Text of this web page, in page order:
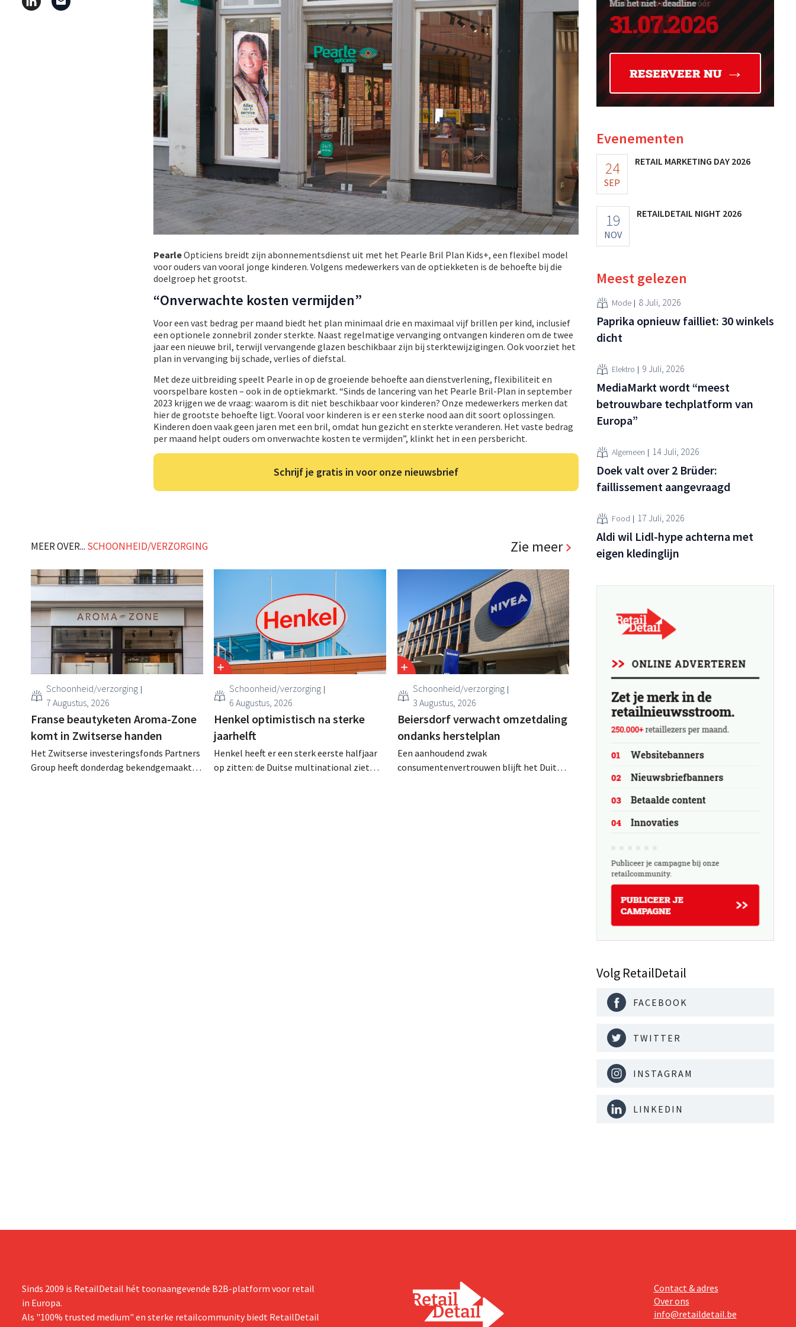
PearleOpticiens breidt zijn abonnementsdienst uit met het Pearle Bril Plan Kids+, een flexibel model
voor ouders van vooral jonge kinderen. Volgens medewerkers van de optiekketen is de behoefte bij die
doelgroep het grootst.
“Onverwachte kosten vermijden”
Voor een vast bedrag per maand biedt het plan minimaal drie en maximaal vijf brillen per kind, inclusief
een optionele zonnebril zonder sterkte. Naast regelmatige vervanging ontvangen kinderen om de twee
jaar een nieuwe bril, terwijl vervangende glazen beschikbaar zijn bij sterktewijzigingen. Ook voorziet het
plan in vervanging bij schade, verlies of diefstal.
Met deze uitbreiding speelt Pearle in op de groeiende behoefte aan dienstverlening, flexibiliteit en
voorspelbare kosten – ook in de optiekmarkt. “Sinds de lancering van het Pearle Bril-Plan in september
2023 krijgen we de vraag: waarom is dit niet beschikbaar voor kinderen? Onze medewerkers merken dat
hier de grootste behoefte ligt. Vooral voor kinderen is er een sterke nood aan dit soort oplossingen.
Kinderen doen vaak geen jaren met een bril, omdat hun gezicht en sterkte veranderen. Het vaste bedrag
per maand helpt ouders om onverwachte kosten te vermijden”, klinkt het in een persbericht.
Schrijf je gratis in voor onze nieuwsbrief
MEER OVER... SCHOONHEID/VERZORGING Zie meer
Schoonheid/verzorging
7 Augustus, 2026
Franse beautyketen Aroma-Zone
komt in Zwitserse handen
Het Zwitserse investeringsfonds Partners
Group heeft donderdag bekendgemaakt
Schoonheid/verzorging
6 Augustus, 2026
Henkel optimistisch na sterke
jaarhelft
Henkel heeft er een sterk eerste halfjaar
op zitten: de Duitse multinational ziet
Schoonheid/verzorging
3 Augustus, 2026
Beiersdorf verwacht omzetdaling
ondanks herstelplan
Een aanhoudend zwak
consumentenvertrouwen blijft het Duitse
Evenementen
24
SEP
RETAIL MARKETING DAY 2026
19
NOV
RETAILDETAIL NIGHT 2026
Meest gelezen
Mode 8 Juli, 2026
Paprika opnieuw failliet: 30 winkels
dicht
Elektro 9 Juli, 2026
MediaMarkt wordt “meest
betrouwbare techplatform van
Europa”
Algemeen 14 Juli, 2026
Doek valt over 2 Brüder:
faillissement aangevraagd
Food 17 Juli, 2026
Aldi wil Lidl-hype achterna met
eigen kledinglijn
Volg RetailDetail
FACEBOOK
TWITTER
INSTAGRAM
LINKEDIN
Sinds 2009 is RetailDetail hét toonaangevende B2B-platform voor retail
in Europa.
Als "100% trusted medium" en sterke retailcommunity biedt RetailDetail
Contact & adres
Over ons
info@retaildetail.be